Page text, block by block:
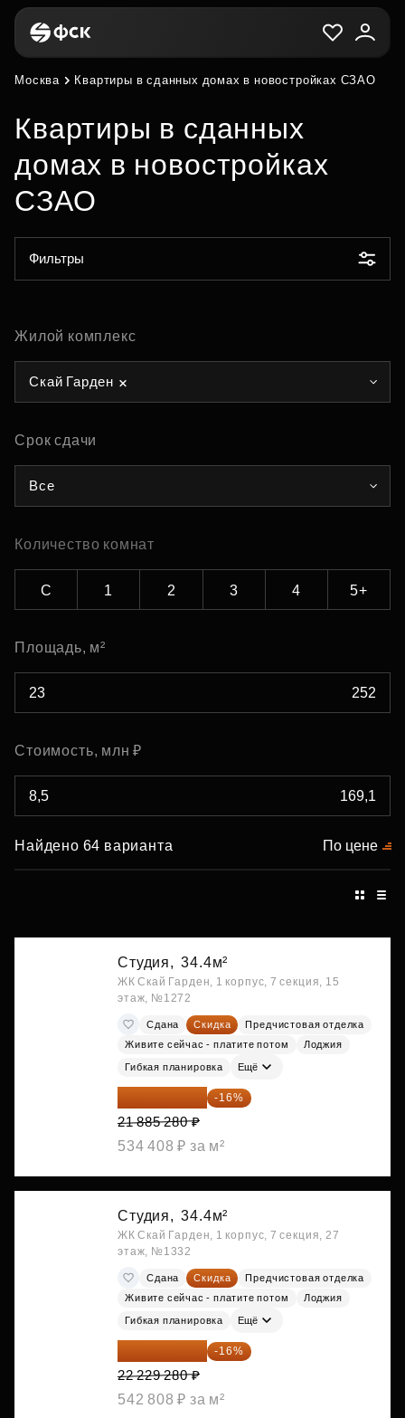
Москва Квартиры в сданных домах в новостройках СЗАО
Квартиры в сданных
домах в новостройках
СЗАО
Фильтры
Жилой комплекс
Скай Гарден
Срок сдачи
Все
Количество комнат
С 1 2 3 4 5+
Площадь, м²
Стоимость, млн ₽
Найдено 64 варианта По цене
Студия, 34.4м²
ЖК Скай Гарден, 1 корпус, 7 секция, 15
этаж, №1272
Сдана Скидка
Предчистовая отделка
Живите сейчас - платите потом
Лоджия
Гибкая планировка Ещё
18 383 635 ₽ -16%
21 885 280 ₽
534 408 ₽ за м²
Студия, 34.4м²
ЖК Скай Гарден, 1 корпус, 7 секция, 27
этаж, №1332
Сдана Скидка
Предчистовая отделка
Живите сейчас - платите потом
Лоджия
Гибкая планировка Ещё
18 672 595 ₽ -16%
22 229 280 ₽
542 808 ₽ за м²